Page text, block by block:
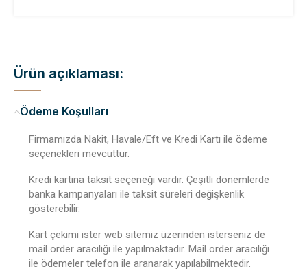
Ürün açıklaması:
Ödeme Koşulları
Firmamızda Nakit, Havale/Eft ve Kredi Kartı ile ödeme
seçenekleri mevcuttur.
Kredi kartına taksit seçeneği vardır. Çeşitli dönemlerde
banka kampanyaları ile taksit süreleri değişkenlik
gösterebilir.
Kart çekimi ister web sitemiz üzerinden isterseniz de
mail order aracılığı ile yapılmaktadır. Mail order aracılığı
ile ödemeler telefon ile aranarak yapılabilmektedir.